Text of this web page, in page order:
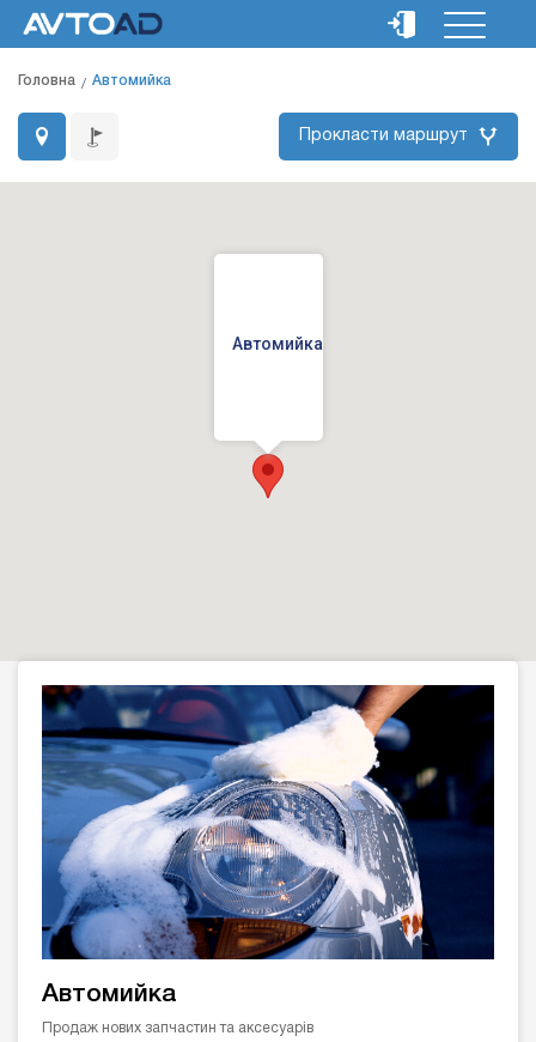
Головна Автомийка
Прокласти маршрут
Автомийка
Автомийка
Продаж нових запчастин та аксесуарів